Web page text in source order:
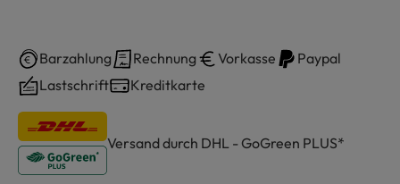
Barzahlung Rechnung Vorkasse
Paypal
Lastschrift
Kreditkarte
Versand durch DHL - GoGreen PLUS*